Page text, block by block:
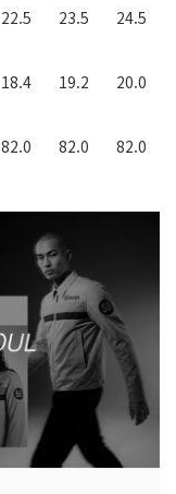
22.5 23.5 24.5
18.4 19.2 20.0
82.0 82.0 82.0